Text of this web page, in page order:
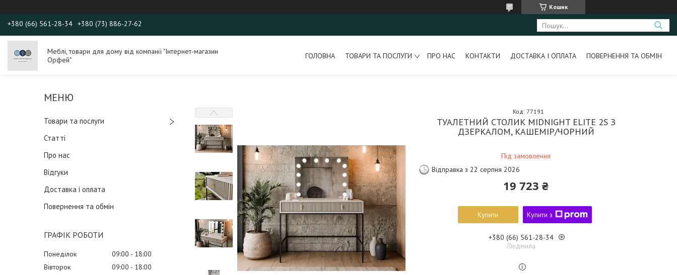
Кошик
+380 (66) 561-28-34 +380 (73) 886-27-62
Меблі, товари для дому від компанії "Інтернет-магазин
Орфей"
ГОЛОВНА ТОВАРИ ТА ПОСЛУГИ ПРО НАС КОНТАКТИ ДОСТАВКА І ОПЛАТА ПОВЕРНЕННЯ ТА ОБМІН
Товари та послуги
Статті
Про нас
Відгуки
Доставка і оплата
Повернення та обмін
ГРАФІК РОБОТИ
Понеділок 09:00
18:00
Вівторок
09:00
18:00
ТУАЛЕТНИЙ СТОЛИК MIDNIGHT ELITE 2S З
ДЗЕРКАЛОМ, КАШЕМІР/ЧОРНИЙ
Під замовлення
Код: 77191
Відправка з 22 серпня 2026
19 723 ₴
Купити Купити з
+380 (66) 561-28-34
Людмила